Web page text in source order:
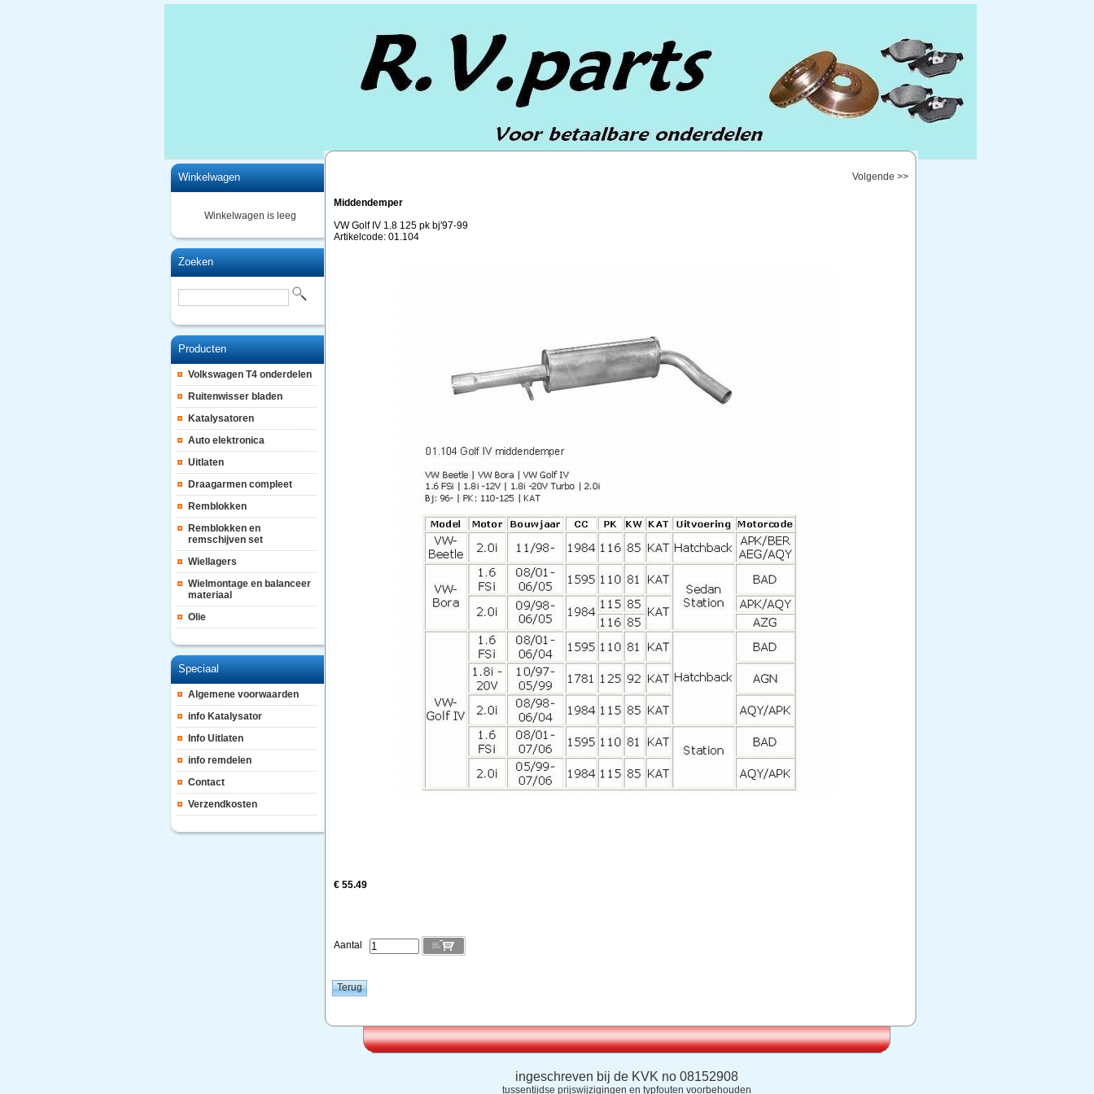
Winkelwagen
Winkelwagen is leeg
Zoeken
Producten
Volkswagen T4 onderdelen
Ruitenwisser bladen
Katalysatoren
Auto elektronica
Uitlaten
Draagarmen compleet
Remblokken
Remblokken en
remschijven set
Wiellagers
Wielmontage en balanceer
materiaal
Olie
Speciaal
Algemene voorwaarden
info Katalysator
Info Uitlaten
info remdelen
Contact
Verzendkosten
Volgende >>
Middendemper
VW Golf IV 1.8 125 pk bj'97-99
Artikelcode: 01.104
€ 55.49
Aantal
ingeschreven bij de KVK no 08152908
tussentijdse prijswijzigingen en typfouten voorbehouden